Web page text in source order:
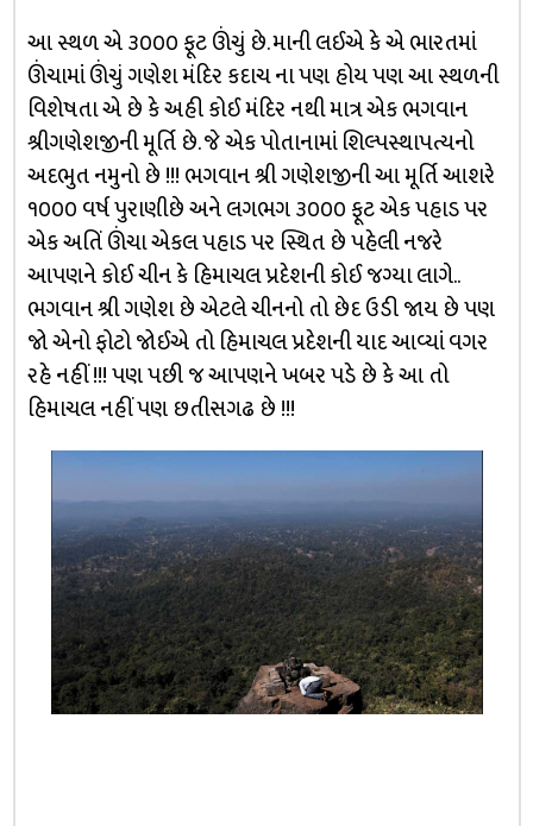
આ સ્થળ એ ૩૦૦૦ ફૂટ ઊંચું છે. માની લઈએ કે એ ભારતમાં
ઊંચામાં ઊંચું ગણેશ મંદિર કદાચ ના પણ હોય પણ આ સ્થળની
વિશેષતા એ છે કે અહી કોઈ મંદિર નથી માત્ર એક ભગવાન
શ્રીગણેશજીની મૂર્તિ છે. જે એક પોતાનામાં શિલ્પસ્થાપત્યનો
અદભુત નમુનો છે !!! ભગવાન શ્રી ગણેશજીની આ મૂર્તિ આશરે
૧૦૦૦ વર્ષ પુરાણીછે અને લગભગ ૩૦૦૦ ફૂટ એક પહાડ પર
એક અતિં ઊંચા એકલ પહાડ પર સ્થિત છે પહેલી નજરે
આપણને કોઈ ચીન કે હિમાચલ પ્રદેશની કોઈ જગ્યા લાગે..
ભગવાન શ્રી ગણેશ છે એટલે ચીનનો તો છેદ ઉડી જાય છે પણ
જો એનો ફોટો જોઈએ તો હિમાચલ પ્રદેશની યાદ આવ્યાં વગર
રહે નહીં !!! પણ પછી જ આપણને ખબર પડે છે કે આ તો
હિમાચલ નહીં પણ છતીસગઢ છે !!!